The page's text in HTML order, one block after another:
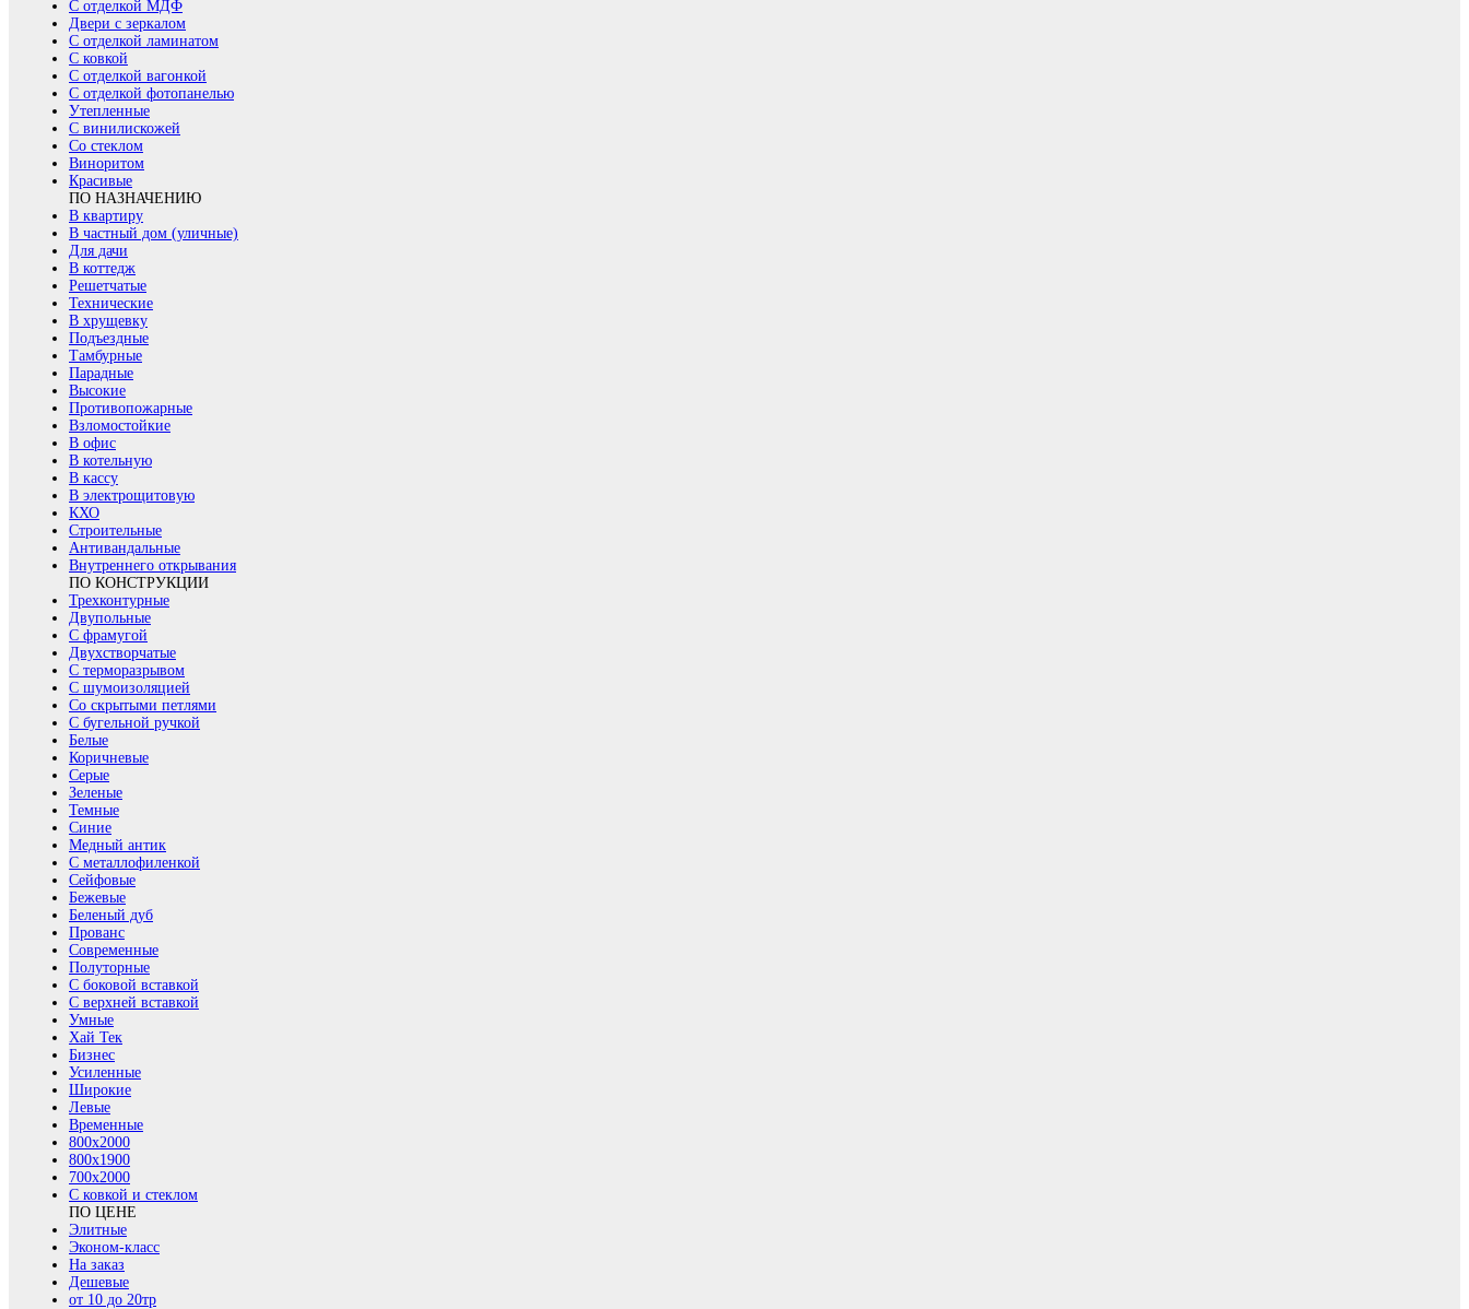
С отделкой МДФ
Двери с зеркалом
С отделкой ламинатом
С ковкой
С отделкой вагонкой
С отделкой фотопанелью
Утепленные
С винилискожей
Со стеклом
Виноритом
Красивые
ПО НАЗНАЧЕНИЮ
В квартиру
В частный дом (уличные)
Для дачи
В коттедж
Решетчатые
Технические
В хрущевку
Подъездные
Тамбурные
Парадные
Высокие
Противопожарные
Взломостойкие
В офис
В котельную
В кассу
В электрощитовую
КХО
Строительные
Антивандальные
Внутреннего открывания
ПО КОНСТРУКЦИИ
Трехконтурные
Двупольные
С фрамугой
Двухстворчатые
С терморазрывом
С шумоизоляцией
Со скрытыми петлями
С бугельной ручкой
Белые
Коричневые
Серые
Зеленые
Темные
Синие
Медный антик
С металлофиленкой
Сейфовые
Бежевые
Беленый дуб
Прованс
Современные
Полуторные
С боковой вставкой
С верхней вставкой
Умные
Хай Тек
Бизнес
Усиленные
Широкие
Левые
Временные
800х2000
800x1900
700x2000
С ковкой и стеклом
ПО ЦЕНЕ
Элитные
Эконом-класс
На заказ
Дешевые
от 10 до 20тр